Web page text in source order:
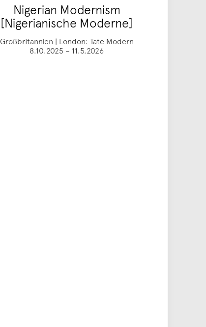
Nigerian Modernism
[Nigerianische Moderne]
Großbritannien | London: Tate Modern
8.10.2025 – 11.5.2026